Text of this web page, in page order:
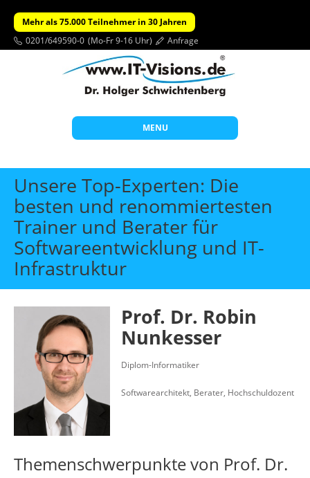
Mehr als 75.000 Teilnehmer in 30 Jahren
0201/649590-0 (Mo-Fr 9-16 Uhr) Anfrage
MENU
Start
Themen
Beratung
Individuelle Schulungen
Offene Seminare
Suche
Unsere Top-Experten: Die
besten und renommiertesten
Trainer und Berater für
Softwareentwicklung und IT-
Infrastruktur
Prof. Dr. Robin
Nunkesser
Diplom-Informatiker
Softwarearchitekt, Berater, Hochschuldozent
Themenschwerpunkte von Prof. Dr.